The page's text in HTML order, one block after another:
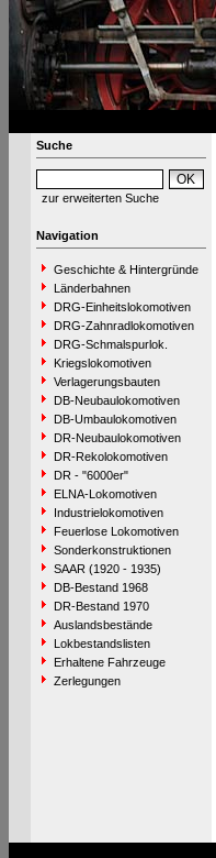
Suche
zur erweiterten Suche
Navigation
Geschichte & Hintergründe
Länderbahnen
DRG-Einheitslokomotiven
DRG-Zahnradlokomotiven
DRG-Schmalspurlok.
Kriegslokomotiven
Verlagerungsbauten
DB-Neubaulokomotiven
DB-Umbaulokomotiven
DR-Neubaulokomotiven
DR-Rekolokomotiven
DR - "6000er"
ELNA-Lokomotiven
Industrielokomotiven
Feuerlose Lokomotiven
Sonderkonstruktionen
SAAR (1920 - 1935)
DB-Bestand 1968
DR-Bestand 1970
Auslandsbestände
Lokbestandslisten
Erhaltene Fahrzeuge
Zerlegungen